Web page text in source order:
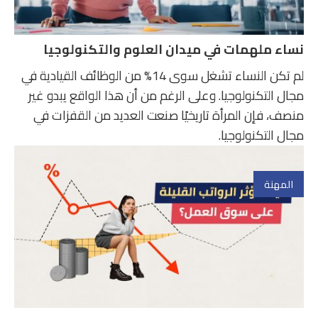
نساء ملهمات في ميدان العلوم والتكنولوجيا
لم تكن النساء تشغل سوى 14% من الوظائف القيادية في
مجال التكنولوجيا. وعلى الرغم من أن هذا الواقع يبدو غير
منصف، فإن المرأة تاريخيًا صنعت العديد من القفزات في
مجال التكنولوجيا.
المهنة